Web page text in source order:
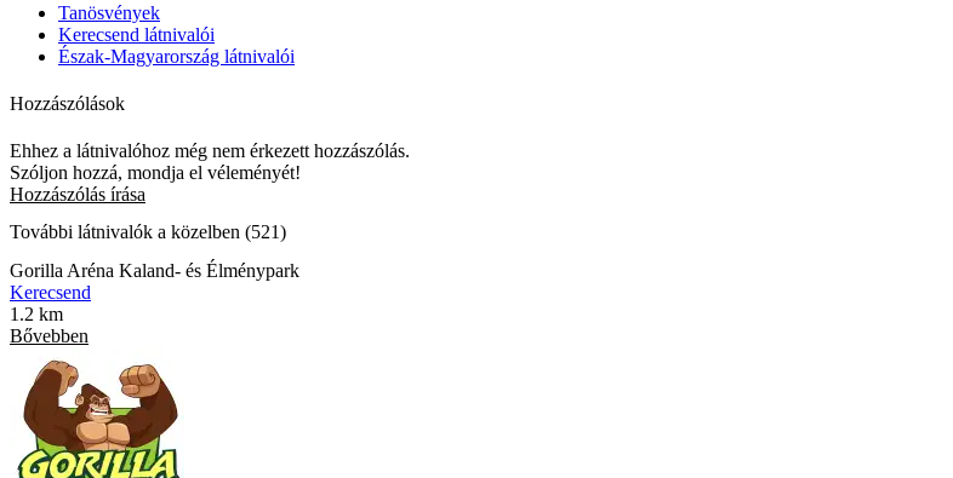
Tanösvények
Kerecsend látnivalói
Észak-Magyarország látnivalói
Hozzászólások
Ehhez a látnivalóhoz még nem érkezett hozzászólás.
Szóljon hozzá, mondja el véleményét!
Hozzászólás írása
További látnivalók a közelben (521)
Gorilla Aréna Kaland- és Élménypark
Kerecsend
1.2 km
Bővebben